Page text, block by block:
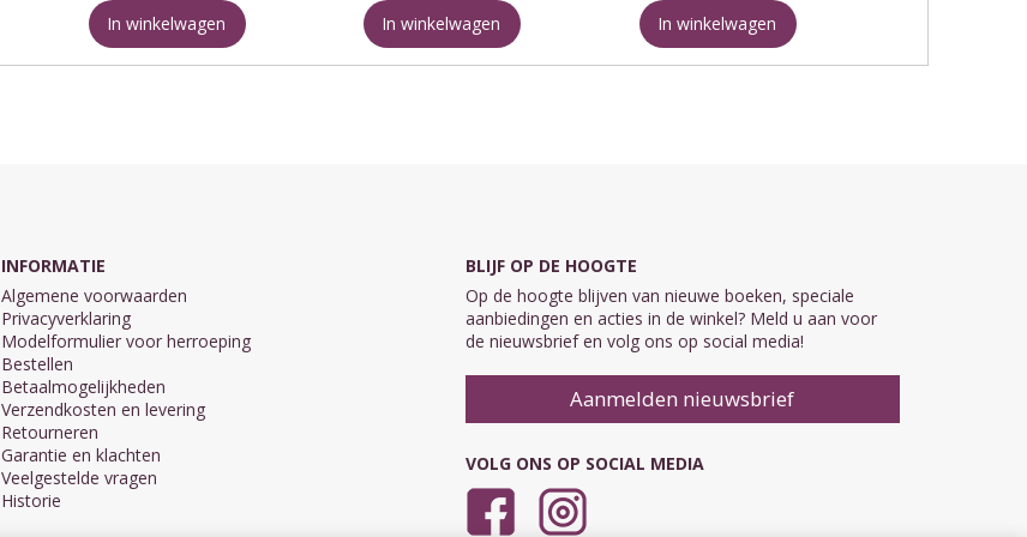
de toorn van God ...
In winkelwagen
Dit onderzoek richt zich op
handboeken ...
In winkelwagen
twintigste eeuw. ...
In winkelwagen
INFORMATIE
Algemene voorwaarden
Privacyverklaring
Modelformulier voor herroeping
Bestellen
Betaalmogelijkheden
Verzendkosten en levering
Retourneren
Garantie en klachten
Veelgestelde vragen
Historie
BLIJF OP DE HOOGTE
Op de hoogte blijven van nieuwe boeken, speciale
aanbiedingen en acties in de winkel? Meld u aan voor
de nieuwsbrief en volg ons op social media!
Aanmelden nieuwsbrief
VOLG ONS OP SOCIAL MEDIA